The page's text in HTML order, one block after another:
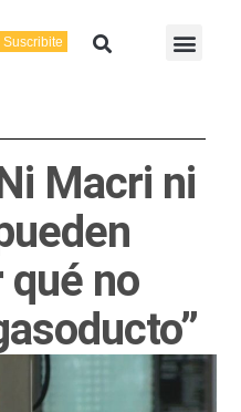
Suscribite Buscar
Macri ni
no